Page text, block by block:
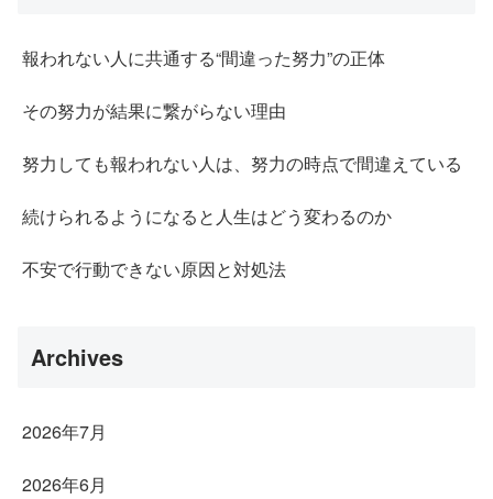
報われない人に共通する“間違った努力”の正体
その努力が結果に繋がらない理由
努力しても報われない人は、努力の時点で間違えている
続けられるようになると人生はどう変わるのか
不安で行動できない原因と対処法
Archives
2026年7月
2026年6月